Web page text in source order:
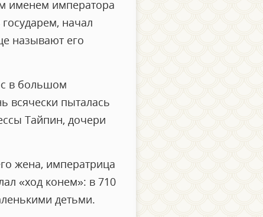
именем императора
начал
называют его
в большом
всячески пыталась
Тайпин, дочери
жена, императрица
«ход конем»: в 710
детьми.